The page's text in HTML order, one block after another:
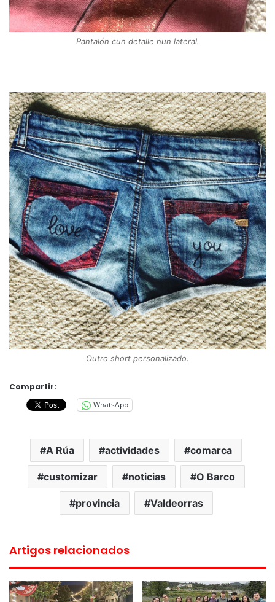
Pantalón cun detalle nun lateral.
Outro short personalizado.
Compartir:
WhatsApp
A Rúa actividades comarca
customizar noticias O Barco
provincia Valdeorras
Artigos relacionados